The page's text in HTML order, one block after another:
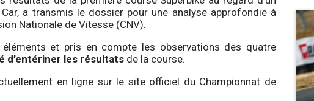
a transmis le dossier pour une analyse approfondie à
Nationale de Vitesse (CNV).
éléments et pris en compte les observations des quatre
d’entériner les résultats de la course.
en ligne sur le site officiel du Championnat de